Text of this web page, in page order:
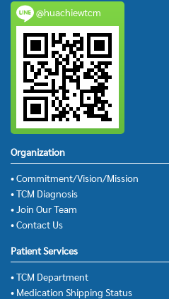
@huachiewtcm
Organization
• Commitment/Vision/Mission
• TCM Diagnosis
• Join Our Team
• Contact Us
Patient Services
• TCM Department
• Medication Shipping Status